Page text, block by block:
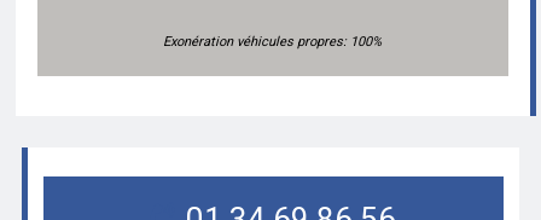
Exonération véhicules propres: 100%